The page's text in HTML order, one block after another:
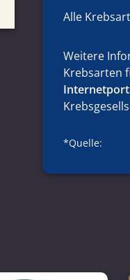
Alle
Weitere
Krebsarten
*Quelle: